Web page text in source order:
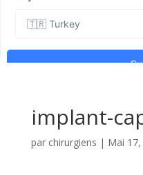
implant-
par chirurgiens | Mai 17,